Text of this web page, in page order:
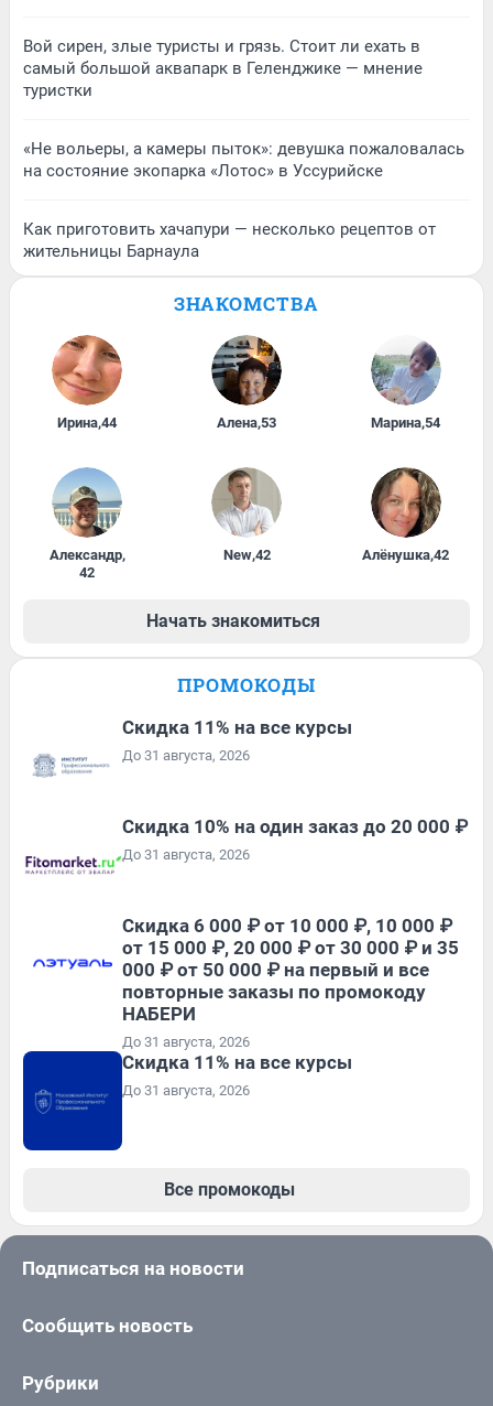
Вой сирен, злые туристы и грязь. Стоит ли ехать в
самый большой аквапарк в Геленджике — мнение
туристки
«Не вольеры, а камеры пыток»: девушка пожаловалась
на состояние экопарка «Лотос» в Уссурийске
Как приготовить хачапури — несколько рецептов от
жительницы Барнаула
ЗНАКОМСТВА
Ирина,44 Алена,53 Марина,54
Александр,
42
New,42 Алёнушка,42
Начать знакомиться
ПРОМОКОДЫ
Скидка 11% на все курсы
До 31 августа, 2026
Скидка 10% на один заказ до 20 000 ₽
До 31 августа, 2026
Скидка 6 000 ₽ от 10 000 ₽, 10 000 ₽
от 15 000 ₽, 20 000 ₽ от 30 000 ₽ и 35
000 ₽ от 50 000 ₽ на первый и все
повторные заказы по промокоду
НАБЕРИ
До 31 августа, 2026
Скидка 11% на все курсы
До 31 августа, 2026
Все промокоды
Подписаться на новости
Сообщить новость
Рубрики